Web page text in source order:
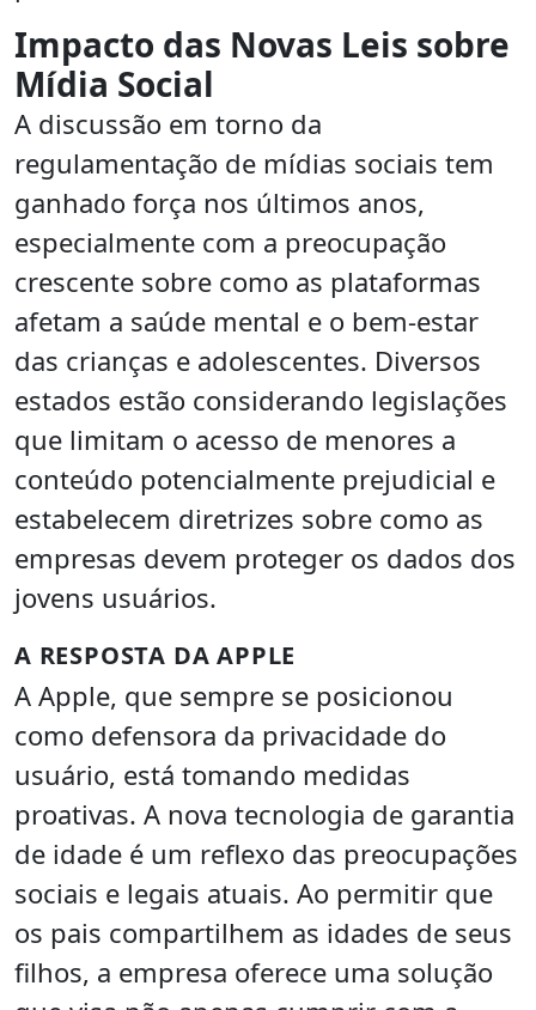
Impacto das Novas Leis sobre
Mídia Social
A discussão em torno da
regulamentação de mídias sociais tem
ganhado força nos últimos anos,
especialmente com a preocupação
crescente sobre como as plataformas
afetam a saúde mental e o bem-estar
das crianças e adolescentes. Diversos
estados estão considerando legislações
que limitam o acesso de menores a
conteúdo potencialmente prejudicial e
estabelecem diretrizes sobre como as
empresas devem proteger os dados dos
jovens usuários.
A RESPOSTA DA APPLE
A Apple, que sempre se posicionou
como defensora da privacidade do
usuário, está tomando medidas
proativas. A nova tecnologia de garantia
de idade é um reflexo das preocupações
sociais e legais atuais. Ao permitir que
os pais compartilhem as idades de seus
filhos, a empresa oferece uma solução